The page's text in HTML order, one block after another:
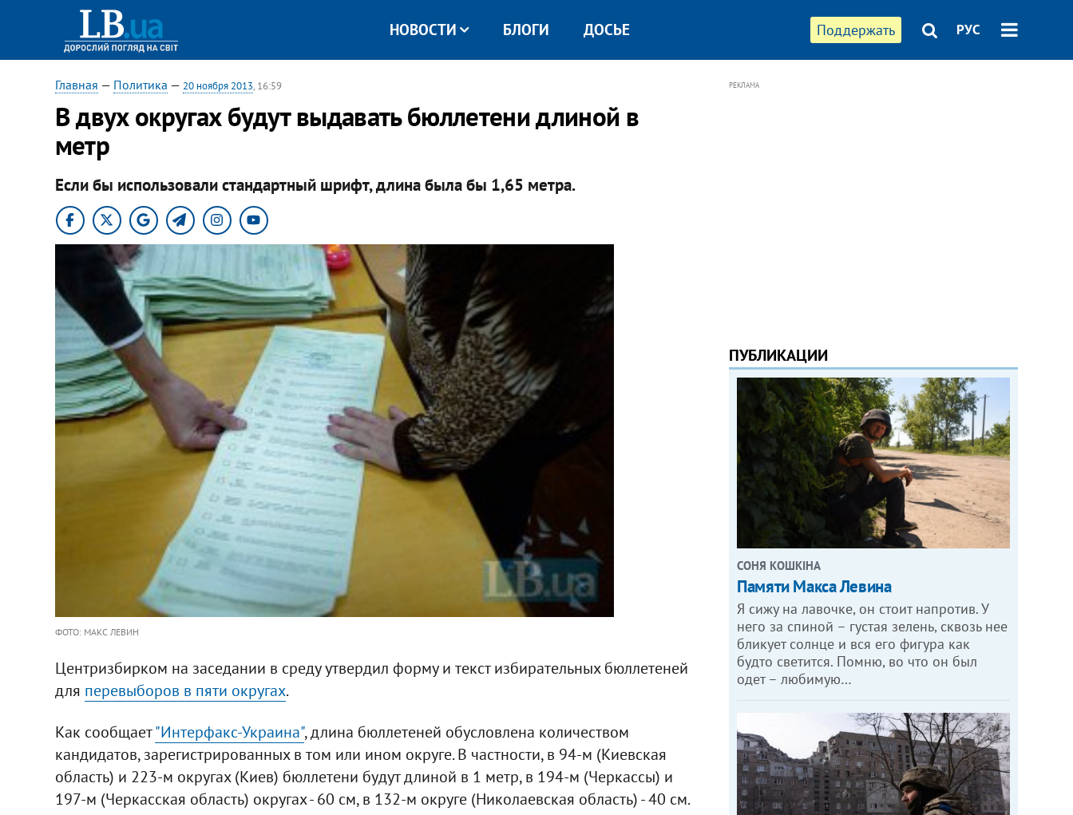
Поддержать РУС
НОВОСТИ БЛОГИ ДОСЬЕ
Главная — Политика — 20 ноября 2013, 16:59
В двух округах будут выдавать бюллетени длиной в
метр
Если бы использовали стандартный шрифт, длина была бы 1,65 метра.
ФОТО: МАКС ЛЕВИН
Центризбирком на заседании в среду утвердил форму и текст избирательных бюллетеней
для перевыборов в пяти округах.
Как сообщает"Интерфакс-Украина", длина бюллетеней обусловлена количеством
кандидатов, зарегистрированных в том или ином округе. В частности, в 94-м (Киевская
область) и 223-м округах (Киев) бюллетени будут длиной в 1 метр, в 194-м (Черкассы) и
197-м (Черкасская область) округах - 60 см, в 132-м округе (Николаевская область) - 40 см.
РЕКЛАМА
ПУБЛИКАЦИИ
СОНЯ КОШКІНА
Памяти Макса Левина
Я сижу на лавочке, он стоит напротив. У
него за спиной – густая зелень, сквозь нее
бликует солнце и вся его фигура как
будто светится. Помню, во что он был
одет – любимую…